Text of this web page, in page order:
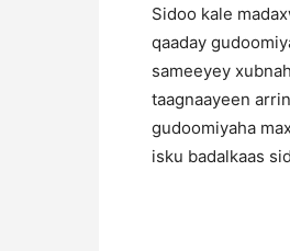
Sidoo kale
qaaday
sameeyey
taagnaayeen
gudoomiyaha
isku badalkaas